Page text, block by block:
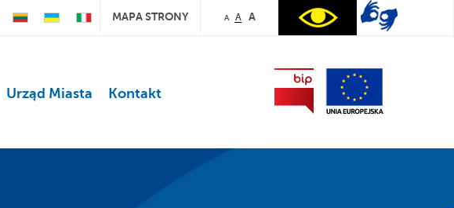
MAPA STRONY A A A
Urząd Miasta Kontakt